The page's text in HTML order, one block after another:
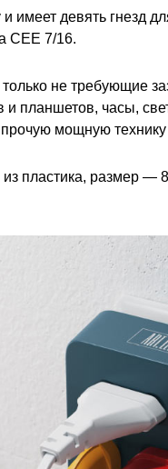
и имеет девять
CEE 7/16.
только не требующие
планшетов, часы,
мощную
из пластика, размер —